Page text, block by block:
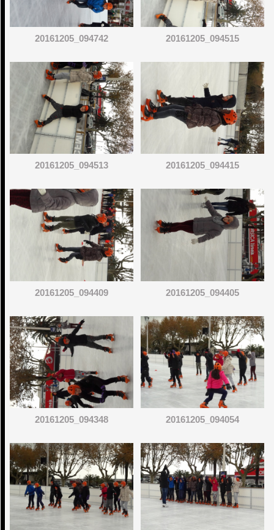
20161205_094742 20161205_094515
20161205_094513 20161205_094415
20161205_094409 20161205_094405
20161205_094348 20161205_094054